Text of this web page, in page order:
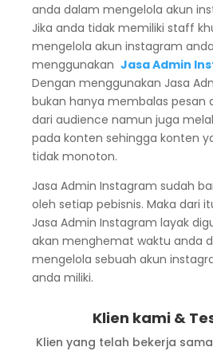
anda dalam mengelola akun
Jika anda tidak memiliki staff
mengelola akun instagram
menggunakan Jasa Admin
Dengan menggunakan Jasa
bukan hanya membalas pesan
dari audience namun juga
pada konten sehingga konten
tidak monoton.
Jasa Admin Instagram sudah
oleh setiap pebisnis. Maka dari
Jasa Admin Instagram layak
akan menghemat waktu anda
mengelola sebuah akun
anda miliki.
Klien kami &
Klien yang telah bekerja